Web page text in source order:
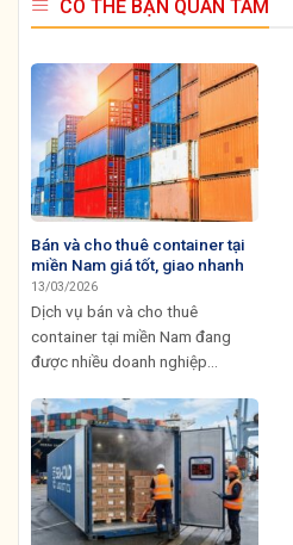
CÓ THỂ BẠN QUAN TÂM
Bán và cho thuê container tại
miền Nam giá tốt, giao nhanh
13/03/2026
Dịch vụ bán và cho thuê
container tại miền Nam đang
được nhiều doanh nghiệp...